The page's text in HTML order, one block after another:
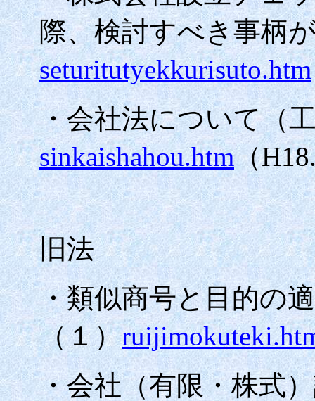
際、検討すべき事柄
seturitutyekkurisuto.htm
・会社法について（
sinkaishahou.htm（
旧法
・類似商号と目的の
（１）
・会社（有限・株式